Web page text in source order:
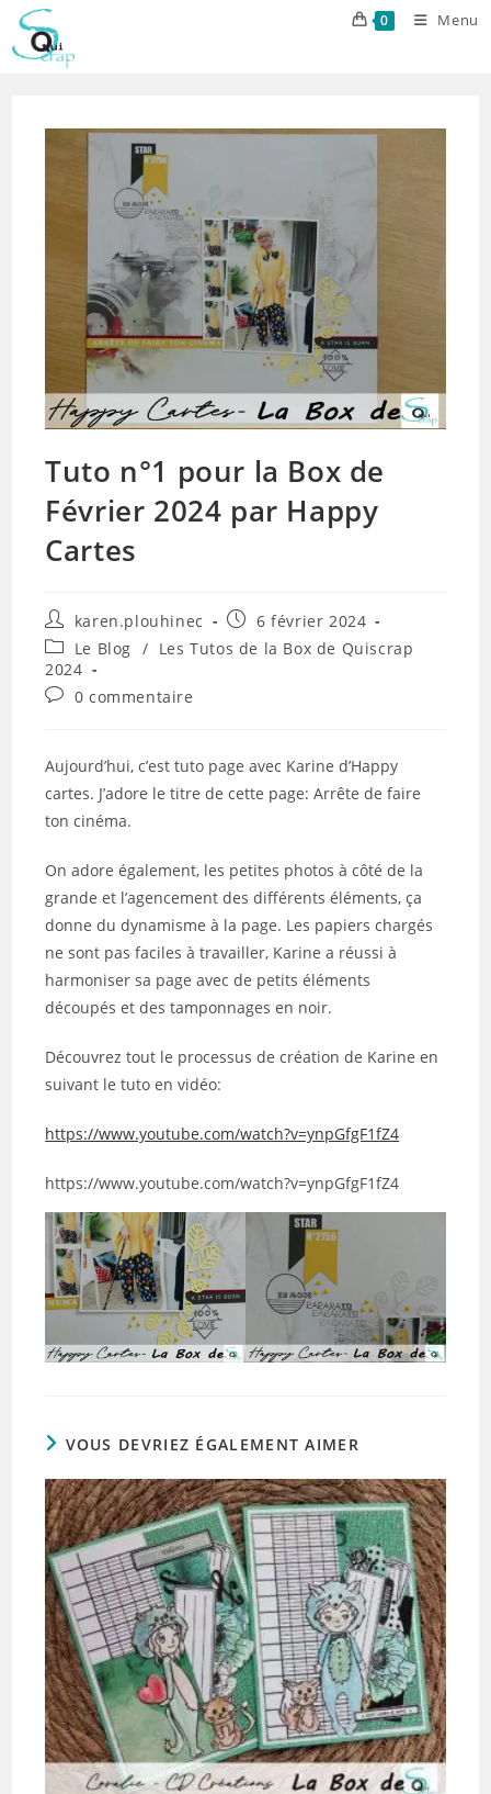
Skip
content
0 Menu
Tuto n°1 pour la Box de
Février 2024 par Happy
Cartes
Auteur/autrice
de
la
publication :
karen.plouhinec
Publication
publiée :
6 février 2024
Post
category:
Le Blog / Les Tutos de la Box de Quiscrap
2024
Commentaires
publication :
0 commentaire
Aujourd’hui, c’est tuto page avec Karine d’Happy
cartes. J’adore le titre de cette page: Arrête de faire
ton cinéma.
On adore également, les petites photos à côté de la
grande et l’agencement des différents éléments, ça
donne du dynamisme à la page. Les papiers chargés
ne sont pas faciles à travailler, Karine a réussi à
harmoniser sa page avec de petits éléments
découpés et des tamponnages en noir.
Découvrez tout le processus de création de Karine en
suivant le tuto en vidéo:
https://www.youtube.com/watch?v=ynpGfgF1fZ4
https://www.youtube.com/watch?v=ynpGfgF1fZ4
VOUS DEVRIEZ ÉGALEMENT AIMER